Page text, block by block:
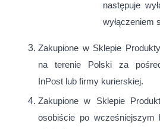
następuje
wyłączeniem
Zakupione w Sklepie
na terenie Polski za
InPost lub firmy kurierskiej.
Zakupione w Sklepie
osobiście po wcześniejszym